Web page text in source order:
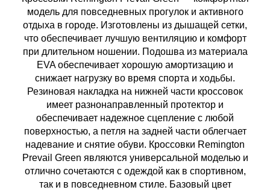
модель для повседневных прогулок и активного
отдыха в городе. Изготовлены из дышащей сетки,
что обеспечивает лучшую вентиляцию и комфорт
при длительном ношении. Подошва из материала
EVA обеспечивает хорошую амортизацию и
снижает нагрузку во время спорта и ходьбы.
Резиновая накладка на нижней части кроссовок
имеет разнонаправленный протектор и
обеспечивает надежное сцепление с любой
поверхностью, а петля на задней части облегчает
надевание и снятие обуви. Кроссовки Remington
Prevail Green являются универсальной моделью и
отлично сочетаются с одеждой как в спортивном,
так и в повседневном стиле. Базовый цвет